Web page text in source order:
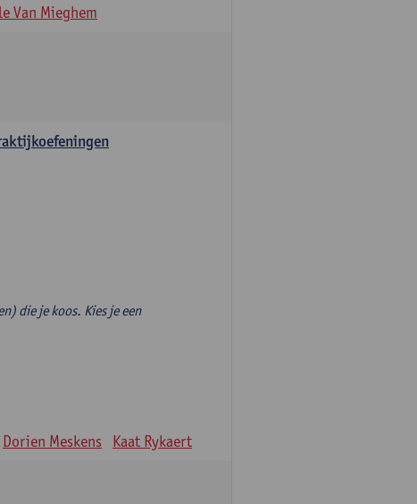
Van Mieghem
die je koos. Kies je een
Dorien Meskens Kaat Rykaert